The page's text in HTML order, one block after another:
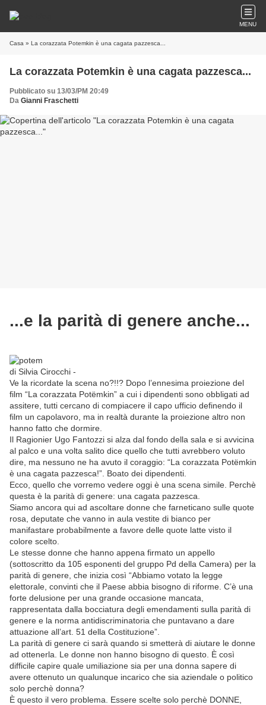
MENU
Casa » La corazzata Potemkin è una cagata pazzesca...
La corazzata Potemkin è una cagata pazzesca...
Pubblicato su 13/03/PM 20:49
Da Gianni Fraschetti
...e la parità di genere anche...
di Silvia Cirocchi -
Ve la ricordate la scena no?!!? Dopo l’ennesima proiezione del
film “La corazzata Potëmkin” a cui i dipendenti sono obbligati ad
assitere, tutti cercano di compiacere il capo ufficio definendo il
film un capolavoro, ma in realtà durante la proiezione altro non
hanno fatto che dormire.
Il Ragionier Ugo Fantozzi si alza dal fondo della sala e si avvicina
al palco e una volta salito dice quello che tutti avrebbero voluto
dire, ma nessuno ne ha avuto il coraggio: “La corazzata Potëmkin
è una cagata pazzesca!”. Boato dei dipendenti.
Ecco, quello che vorremo vedere oggi è una scena simile. Perchè
questa è la parità di genere: una cagata pazzesca.
Siamo ancora qui ad ascoltare donne che farneticano sulle quote
rosa, deputate che vanno in aula vestite di bianco per
manifastare probabilmente a favore delle quote latte visto il
colore scelto.
Le stesse donne che hanno appena firmato un appello
(sottoscritto da 105 esponenti del gruppo Pd della Camera) per la
parità di genere, che inizia così “Abbiamo votato la legge
elettorale, convinti che il Paese abbia bisogno di riforme. C’è una
forte delusione per una grande occasione mancata,
rappresentata dalla bocciatura degli emendamenti sulla parità di
genere e la norma antidiscriminatoria che puntavano a dare
attuazione all’art. 51 della Costituzione”.
La parità di genere ci sarà quando si smetterà di aiutare le donne
ad ottenerla. Le donne non hanno bisogno di questo. È così
difficile capire quale umiliazione sia per una donna sapere di
avere ottenuto un qualunque incarico che sia aziendale o politico
solo perchè donna?
È questo il vero problema. Essere scelte solo perchè DONNE,